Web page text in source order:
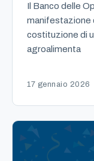
Il Banco delle
manifestazione
costituzione di
agroalimenta
17 gennaio 2026